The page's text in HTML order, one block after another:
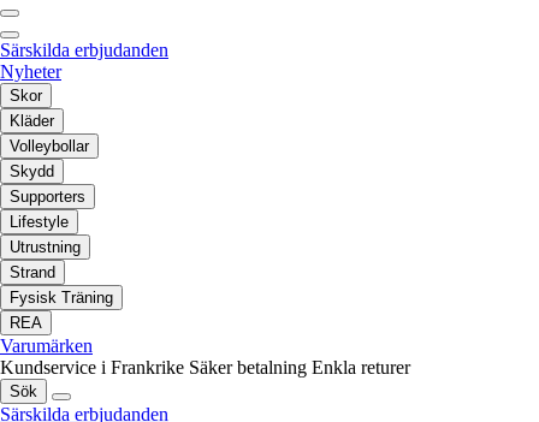
Särskilda erbjudanden
Nyheter
Skor
Kläder
Volleybollar
Skydd
Supporters
Lifestyle
Utrustning
Strand
Fysisk Träning
REA
Varumärken
Kundservice i Frankrike Säker betalning Enkla returer
Sök
Särskilda erbjudanden